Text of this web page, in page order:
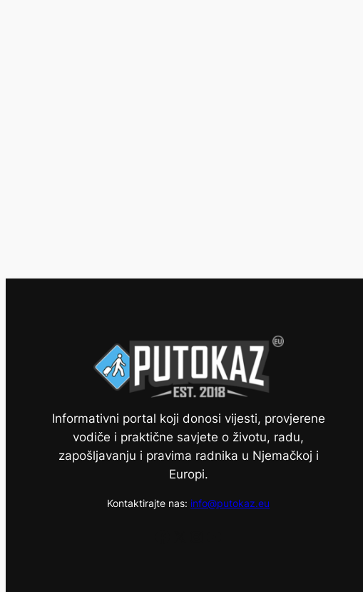
Informativni portal koji donosi vijesti, provjerene
vodiče i praktične savjete o životu, radu,
zapošljavanju i pravima radnika u Njemačkoj i
Europi.
Kontaktirajte nas: info@putokaz.eu